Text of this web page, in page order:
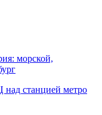
морской,
над станцией метро